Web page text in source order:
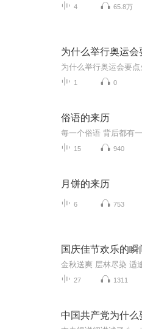
4 65.8万
为什么举行奥运会
1 0
俗语的来历
15 940
月饼的来历
6 753
国庆佳节欢乐的瞬
27 1311
中国共产党为什么